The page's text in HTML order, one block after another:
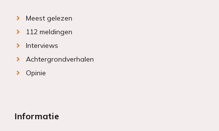
Meest gelezen
112 meldingen
Interviews
Achtergrondverhalen
Opinie
Informatie